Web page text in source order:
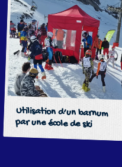
Utilisation d’un barnum
par une école de ski